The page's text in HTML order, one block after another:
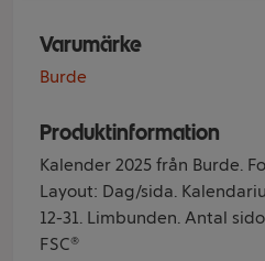
Varumärke
Burde
Produktinformation
Kalender 2025 från Burde.
Layout: Dag/sida.
12-31. Limbunden. Antal
FSC®